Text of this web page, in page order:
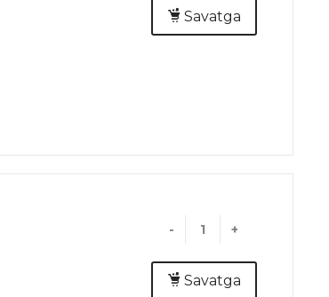
Savatga
- +
Savatga